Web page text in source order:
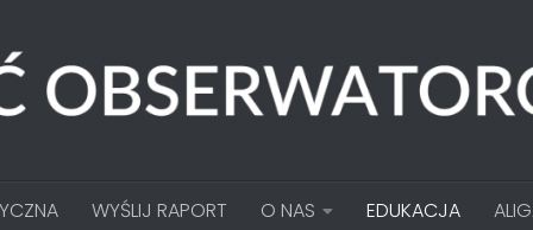
WYŚLIJ RAPORT O NAS EDUKACJA